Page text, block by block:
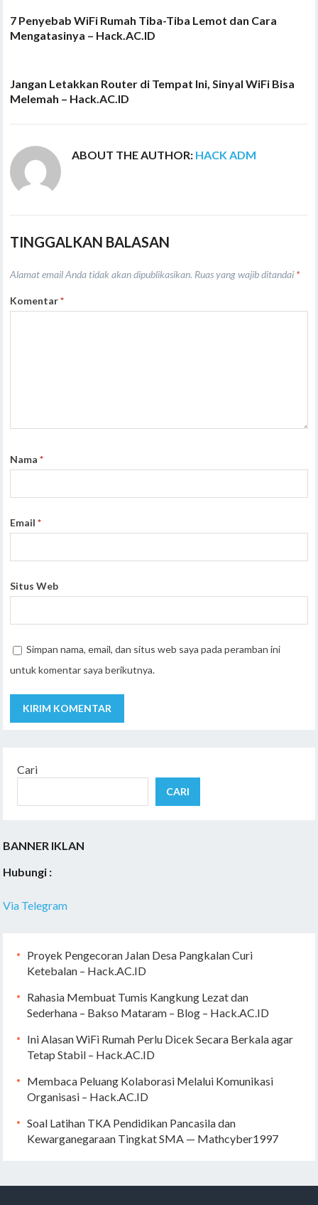
7 Penyebab WiFi Rumah Tiba-Tiba Lemot dan Cara
Mengatasinya – Hack.AC.ID
Jangan Letakkan Router di Tempat Ini, Sinyal WiFi Bisa
Melemah – Hack.AC.ID
ABOUT THE AUTHOR: HACK ADM
TINGGALKAN BALASAN
Alamat email Anda tidak akan dipublikasikan. Ruas yang wajib ditandai *
Komentar*
Nama*
Email*
Situs Web
Simpan nama, email, dan situs web saya pada peramban ini
untuk komentar saya berikutnya.
Cari
CARI
BANNER IKLAN
Hubungi :
Via Telegram
Proyek Pengecoran Jalan Desa Pangkalan Curi
Ketebalan – Hack.AC.ID
Rahasia Membuat Tumis Kangkung Lezat dan
Sederhana – Bakso Mataram – Blog – Hack.AC.ID
Ini Alasan WiFi Rumah Perlu Dicek Secara Berkala agar
Tetap Stabil – Hack.AC.ID
Membaca Peluang Kolaborasi Melalui Komunikasi
Organisasi – Hack.AC.ID
Soal Latihan TKA Pendidikan Pancasila dan
Kewarganegaraan Tingkat SMA — Mathcyber1997